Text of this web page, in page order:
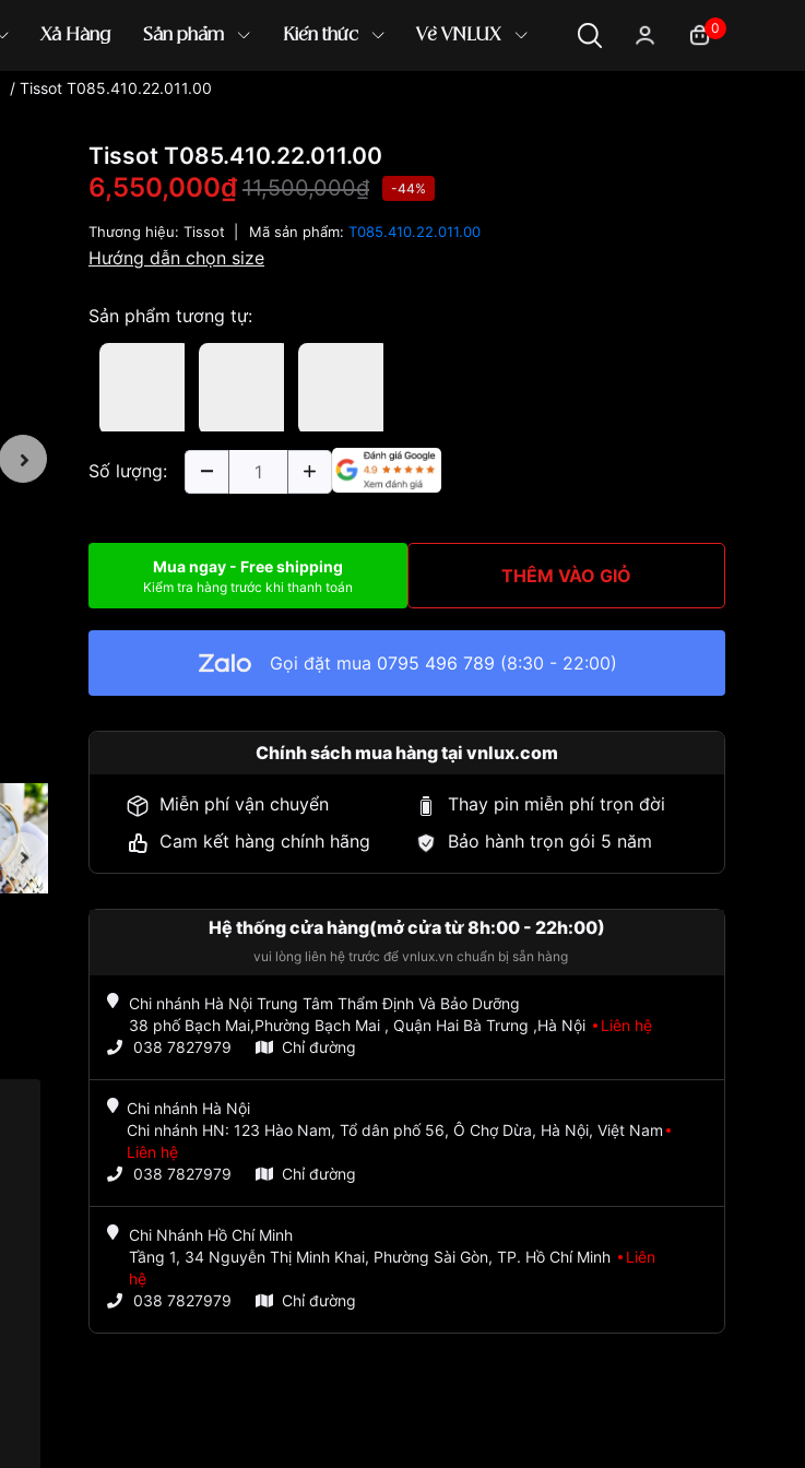
Xả Hàng Sản phẩm Kiến thức Về VNLUX 0
/ Tissot T085.410.22.011.00
Tissot T085.410.22.011.00
6,550,000₫ 11,500,000₫ -44%
Thương hiệu: Tissot Mã sản phẩm: T085.410.22.011.00
Hướng dẫn chọn size
Sản phẩm tương tự:
Số lượng:
Mua ngay - Free shipping
Kiểm tra hàng trước khi thanh toán THÊM VÀO GIỎ
Gọi đặt mua 0795 496 789 (8:30 - 22:00)
Chính sách mua hàng tại vnlux.com
Miễn phí vận chuyển
Thay pin miễn phí trọn đời
Cam kết hàng chính hãng
Bảo hành trọn gói 5 năm
Hệ thống cửa hàng(mở cửa từ 8h:00 - 22h:00)
vui lòng liên hệ trước để vnlux.vn chuẩn bị sẵn hàng
Chi nhánh Hà Nội Trung Tâm Thẩm Định Và Bảo Dưỡng
38 phố Bạch Mai,Phường Bạch Mai , Quận Hai Bà Trưng ,Hà Nội
Liên hệ
038 7827979
Chỉ đường
Chi nhánh Hà Nội
Chi nhánh HN: 123 Hào Nam, Tổ dân phố 56, Ô Chợ Dừa, Hà Nội, Việt Nam
Liên hệ
038 7827979
Chỉ đường
Chi Nhánh Hồ Chí Minh
Tầng 1, 34 Nguyễn Thị Minh Khai, Phường Sài Gòn, TP. Hồ Chí Minh
Liên
hệ
038 7827979
Chỉ đường